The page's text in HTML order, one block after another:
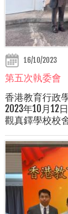
16/10/2023
第五次執委會
香港教育行政
2023年10月12
觀真鐸學校校舍